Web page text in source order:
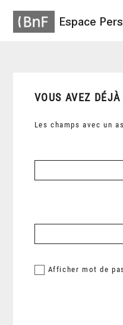
Espace
VOUS AVEZ
Les champs avec un
Afficher mot de